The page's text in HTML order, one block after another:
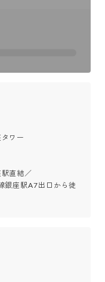
ワー
直結／
銀座駅A7出口から徒